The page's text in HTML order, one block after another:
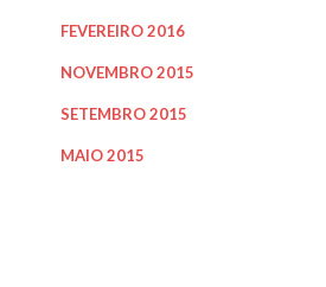
FEVEREIRO 2016
NOVEMBRO 2015
SETEMBRO 2015
MAIO 2015